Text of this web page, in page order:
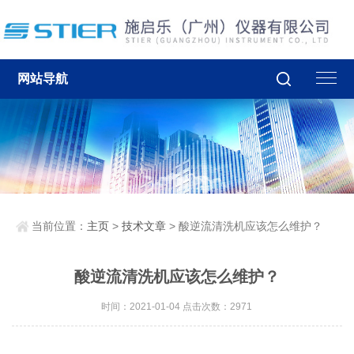
网站导航
当前位置： 主页 >技术文章 > 酸逆流清洗机应该怎么维护？
酸逆流清洗机应该怎么维护？
时间：2021-01-04 点击次数：2971